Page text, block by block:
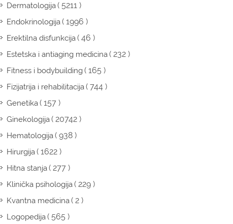
Dermatologija( 5211 )
Endokrinologija( 1996 )
Erektilna disfunkcija( 46 )
Estetska i antiaging medicina( 232 )
Fitness i bodybuilding( 165 )
Fizijatrija i rehabilitacija( 744 )
Genetika( 157 )
Ginekologija( 20742 )
Hematologija( 938 )
Hirurgija( 1622 )
Hitna stanja( 277 )
Klinička psihologija( 229 )
Kvantna medicina( 2 )
Logopedija( 565 )